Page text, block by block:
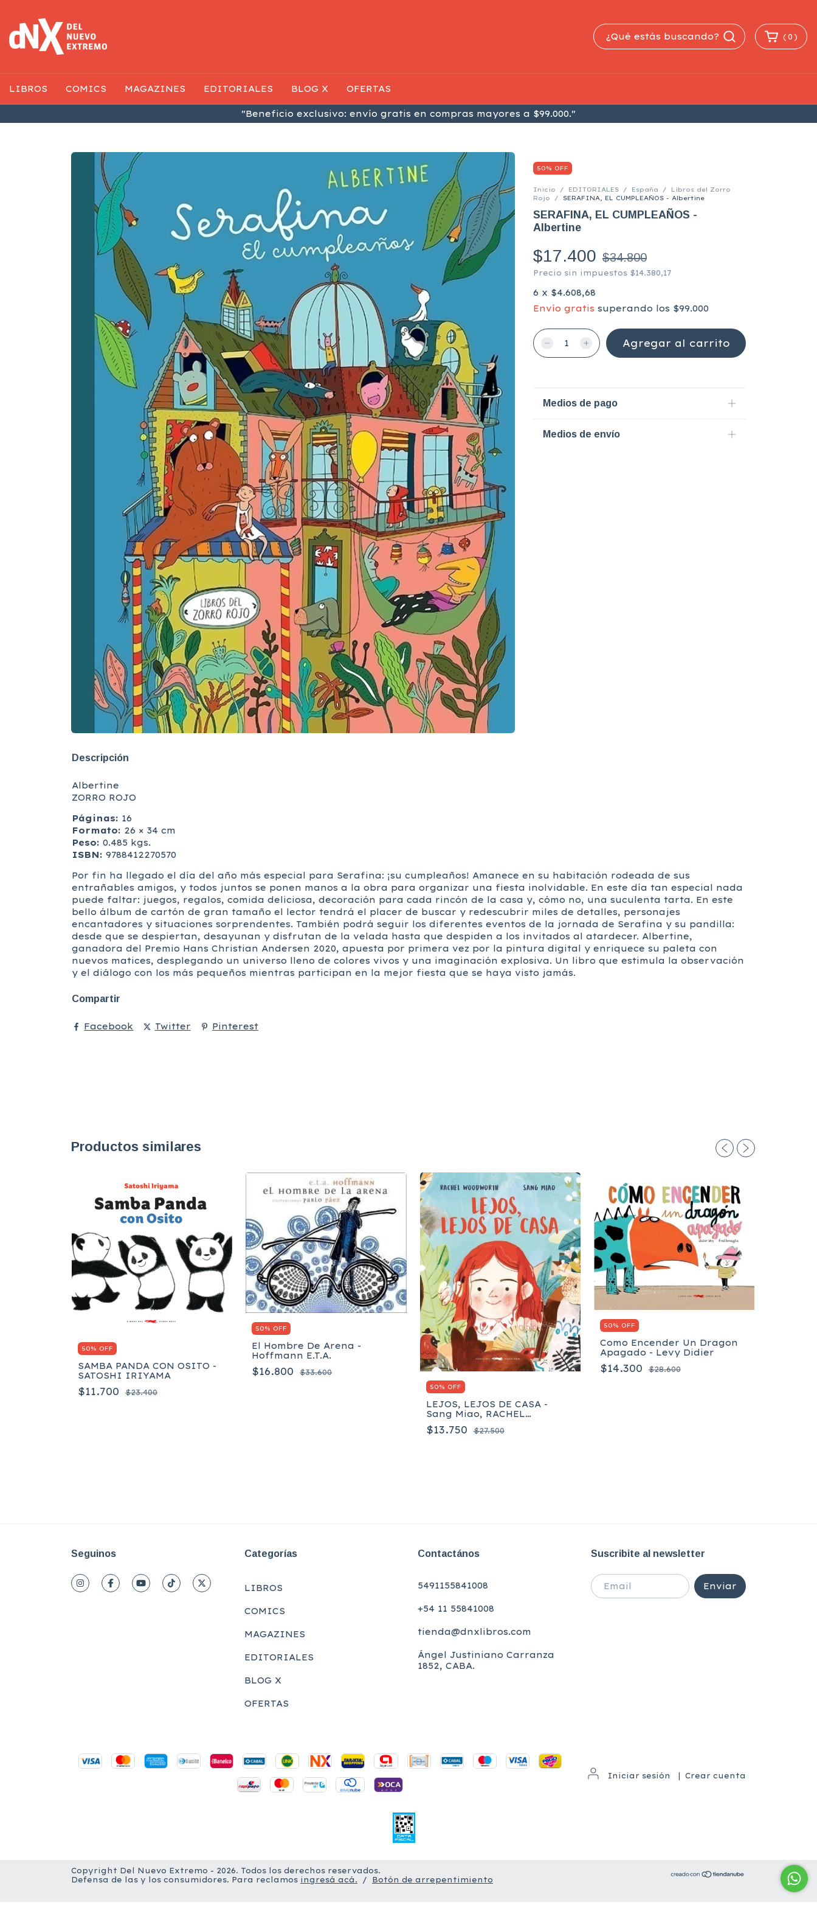
"Beneficio exclusivo: envío gratis en compras mayores a $99.000."
( 0 )
LIBROS COMICS MAGAZINES EDITORIALES BLOG X OFERTAS
50% OFF
Inicio / EDITORIALES / España /
Libros del Zorro
Rojo
/ SERAFINA, EL CUMPLEAÑOS - Albertine
SERAFINA, EL CUMPLEAÑOS -
Albertine
$17.400 $34.800
Precio sin impuestos $14.380,17
6 x $4.608,68
Envío gratis superando los $99.000
Medios de pago
Medios de envío
Descripción
Albertine
ZORRO ROJO
Páginas: 16
Formato: 26 × 34 cm
Peso: 0.485 kgs.
ISBN: 9788412270570
Por fin ha llegado el día del año más especial para Serafina: ¡su cumpleaños! Amanece en su habitación rodeada de sus
entrañables amigos, y todos juntos se ponen manos a la obra para organizar una fiesta inolvidable. En este día tan especial nada
puede faltar: juegos, regalos, comida deliciosa, decoración para cada rincón de la casa y, cómo no, una suculenta tarta. En este
bello álbum de cartón de gran tamaño el lector tendrá el placer de buscar y redescubrir miles de detalles, personajes
encantadores y situaciones sorprendentes. También podrá seguir los diferentes eventos de la jornada de Serafina y su pandilla:
desde que se despiertan, desayunan y disfrutan de la velada hasta que despiden a los invitados al atardecer. Albertine,
ganadora del Premio Hans Christian Andersen 2020, apuesta por primera vez por la pintura digital y enriquece su paleta con
nuevos matices, desplegando un universo lleno de colores vivos y una imaginación explosiva. Un libro que estimula la observación
y el diálogo con los más pequeños mientras participan en la mejor fiesta que se haya visto jamás.
Compartir
Facebook Twitter Pinterest
Productos similares
50% OFF
SAMBA PANDA CON OSITO -
SATOSHI IRIYAMA
$11.700 $23.400
50% OFF
El Hombre De Arena -
Hoffmann E.T.A.
$16.800 $33.600
50% OFF
LEJOS, LEJOS DE CASA -
Sang Miao, RACHEL
WOODWORTH
$13.750 $27.500
50% OFF
Como Encender Un Dragon
Apagado - Levy Didier
$14.300 $28.600
Seguinos Categorías
LIBROS
COMICS
MAGAZINES
EDITORIALES
BLOG X
OFERTAS
Contactános
5491155841008
+54 11 55841008
tienda@dnxlibros.com
Ángel Justiniano Carranza
1852, CABA.
Suscribite al newsletter
Iniciar sesión | Crear cuenta
Copyright Del Nuevo Extremo - 2026. Todos los derechos reservados.
Defensa de las y los consumidores. Para reclamos ingresá acá. / Botón de arrepentimiento